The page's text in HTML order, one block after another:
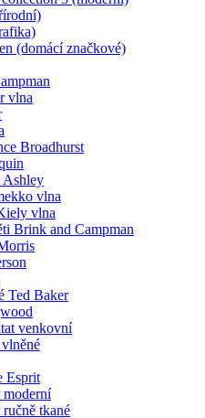
(domácí značkové)
vlna
Broadhurst
Ashley
vlna
vlna
Brink and Campman
Ted Baker
venkovní
Esprit
moderní
tkané